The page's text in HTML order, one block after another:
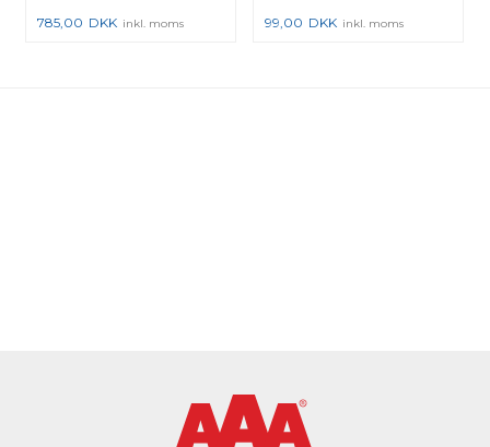
785,00 DKK inkl. moms 99,00 DKK inkl. moms